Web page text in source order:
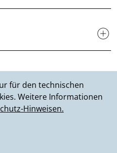
für den technischen
Weitere Informationen
Hinweisen.